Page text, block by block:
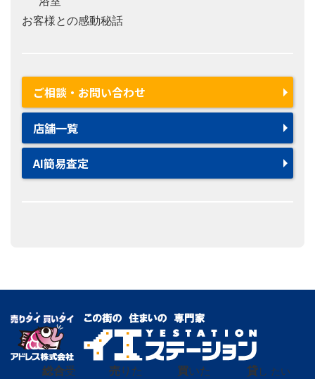
お客様との感動秘話
ご相談・お問い合わせ
店舗一覧
AI簡易査定
総合受
売りた
買いた
貸し たい